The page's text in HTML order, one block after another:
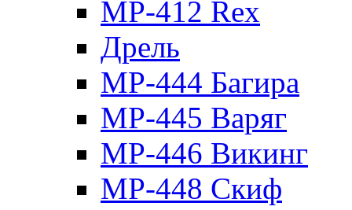
MP-412 Rex
Дрель
МР-444 Багира
МР-445 Варяг
МР-446 Викинг
МР-448 Скиф